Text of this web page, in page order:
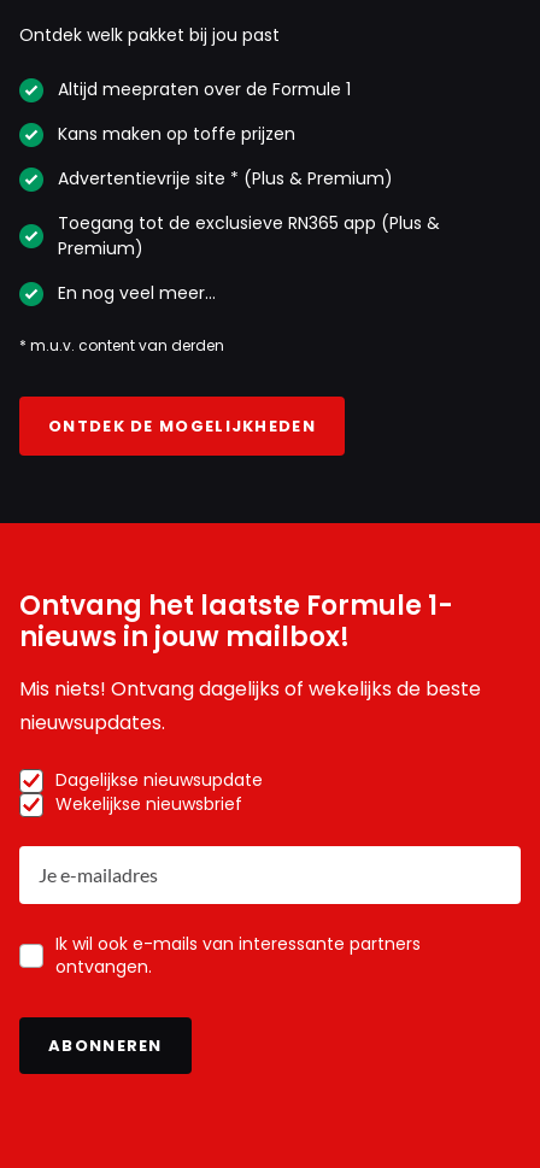
Ontdek welk pakket bij jou past
Altijd meepraten over de Formule 1
Kans maken op toffe prijzen
Advertentievrije site * (Plus & Premium)
Toegang tot de exclusieve RN365 app (Plus &
Premium)
En nog veel meer…
* m.u.v. content van derden
ONTDEK DE MOGELIJKHEDEN
Ontvang het laatste Formule 1-
nieuws in jouw mailbox!
Mis niets! Ontvang dagelijks of wekelijks de beste
nieuwsupdates.
Dagelijkse nieuwsupdate
Wekelijkse nieuwsbrief
Ik wil ook e-mails van interessante partners
ontvangen.
ABONNEREN